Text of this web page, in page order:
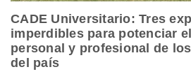
CADE Universitario: Tres
imperdibles para potenciar
personal y profesional de
del país